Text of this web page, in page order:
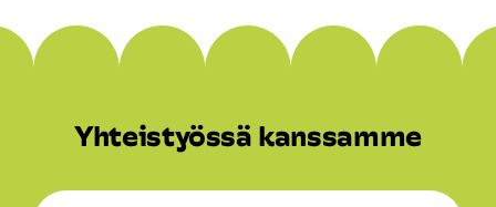
Yhteistyössä kanssamme